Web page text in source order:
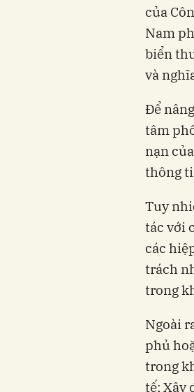
của
Nam
biển
và
Để
tâm
nạn
thông
Tuy
tác với
các
trách
trong
Ngoài
phủ
trong
tế; Xây